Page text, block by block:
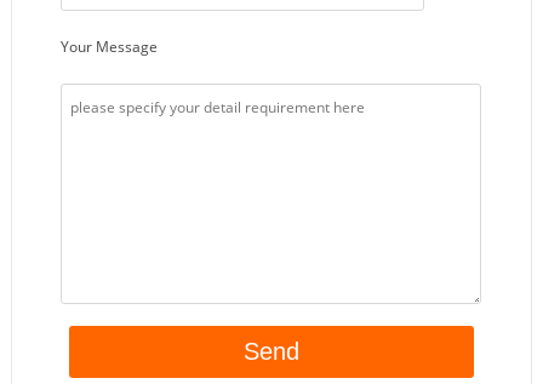
Your Message